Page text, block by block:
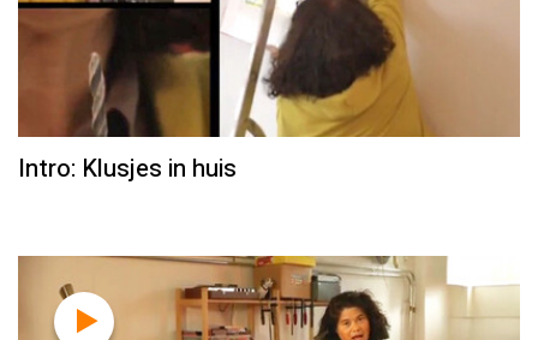
Intro: Klusjes in huis